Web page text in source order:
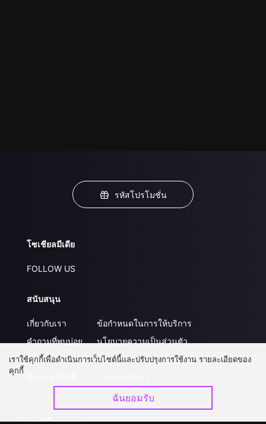
รหัสโปรโมชั่น
โซเชียลมีเดีย
FOLLOW US
สนับสนุน
เกี่ยวกับเรา
คำถามที่พบบ่อย
ติดต่อเรา
ข้อกำหนดในการให้บริการ
นโยบายความเป็นส่วนตัว
ส่งผลงานของคุณ
ดาวน์โหลดแอป
เราใช้คุกกี้เพื่อดำเนินการเว็บไซต์นี้และปรับปรุงการใช้งาน รายละเอียดของ
คุกกี้
ฉันยอมรับ